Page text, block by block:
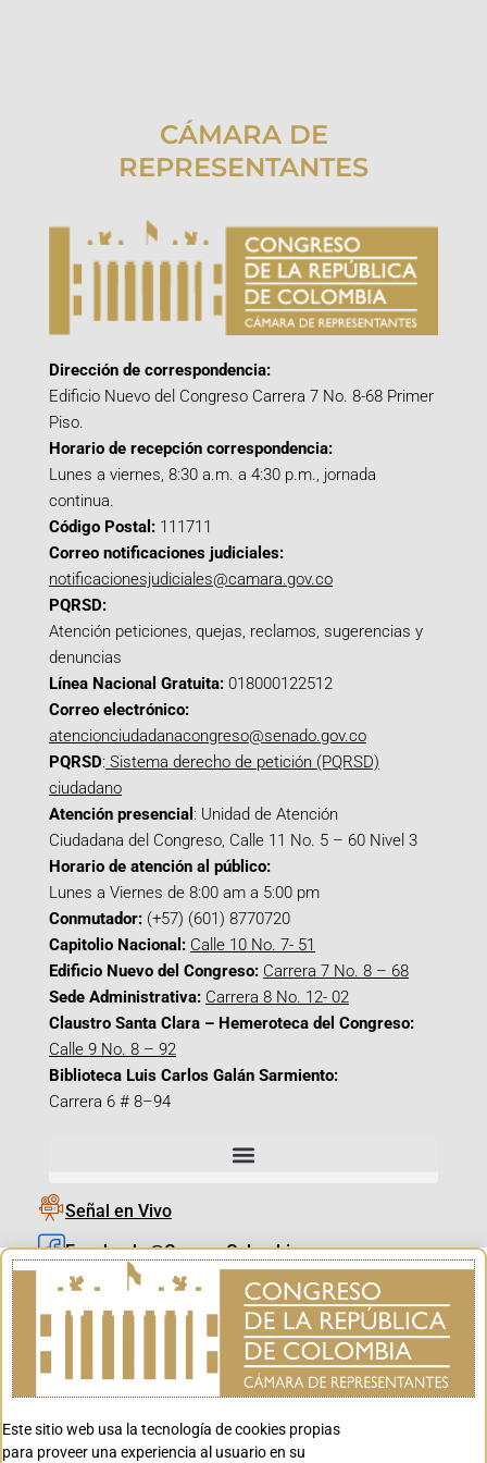
CÁMARA DE
REPRESENTANTES
Dirección de correspondencia:
Edificio Nuevo del Congreso Carrera 7 No. 8-68 Primer
Piso.
Horario de recepción correspondencia:
Lunes a viernes, 8:30 a.m. a 4:30 p.m., jornada
continua.
Código Postal: 111711
Correo notificaciones judiciales:
notificacionesjudiciales@camara.gov.co
PQRSD:
Atención peticiones, quejas, reclamos, sugerencias y
denuncias
Línea Nacional Gratuita: 018000122512
Correo electrónico:
atencionciudadanacongreso@senado.gov.co
PQRSD: Sistema derecho de petición (PQRSD)
ciudadano
Atención presencial : Unidad de Atención
Ciudadana del Congreso, Calle 11 No. 5 – 60 Nivel 3
Horario de atención al público:
Lunes a Viernes de 8:00 am a 5:00 pm
Conmutador: (+57) (601) 8770720
Capitolio Nacional: Calle 10 No. 7- 51
Edificio Nuevo del Congreso: Carrera 7 No. 8 – 68
Sede Administrativa: Carrera 8 No. 12- 02
Claustro Santa Clara – Hemeroteca del Congreso:
Calle 9 No. 8 – 92
Biblioteca Luis Carlos Galán Sarmiento:
Carrera 6 # 8–94
Señal en Vivo
Facebook_@CamaraColombia
Instagram_@CamaraColombia
X_@CamaraColombia
Youtube_@CamaraColombia
Youtube_@CanalCongreso
Este sitio web usa la tecnología de cookies propias
para proveer una experiencia al usuario en su